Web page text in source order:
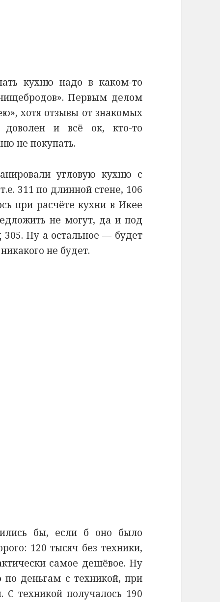
кухню надо в каком-то
Первым делом
хотя отзывы от знакомых
и всё ок, кто-то
не покупать.
угловую кухню с
311 по длинной стене, 106
при расчёте кухни в Икее
не могут, да и под
Ну а остальное — будет
не будет.
бы, если б оно было
120 тысяч без техники,
самое дешёвое. Ну
деньгам с техникой, при
техникой получалось 190